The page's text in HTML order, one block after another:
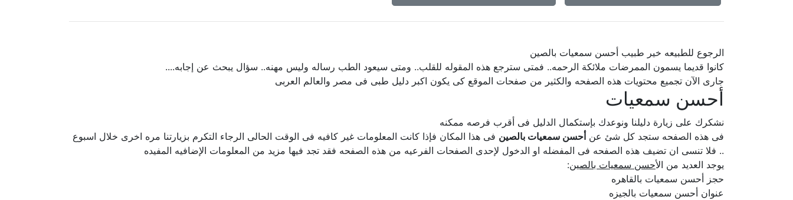
الرجوع للطبيعه خير طبيب أحسن سمعيات بالصين
كانوا قديما يسمون الممرضات ملائكة الرحمه.. فمتى سترجع هذه المقوله للقلب.. ومتى سيعود الطب رساله وليس مهنه.. سؤال يبحث عن إجابه....
جارى الآن تجميع محتويات هذه الصفحه والكثير من صفحات الموقع كى يكون اكبر دليل طبى فى مصر والعالم العربى
أحسن سمعيات
نشكرك على زيارة دليلنا ونوعدك بإستكمال الدليل فى أقرب فرصه ممكنه
فى هذه الصفحه ستجد كل شئ عنأحسن سمعيات بالصين فى هذا المكان فإذا كانت المعلومات غير كافيه فى الوقت الحالى الرجاء التكرم بزيارتنا مره اخرى خلال اسبوع
.. فلا تنسى ان تضيف هذه الصفحه فى المفضله او الدخول لإحدى الصفحات الفرعيه من هذه الصفحه فقد تجد فيها مزيد من المعلومات الإضافيه المفيده
يوجد العديد من الأحسن سمعيات بالصين:
حجز أحسن سمعيات بالقاهره
عنوان أحسن سمعيات بالجيزه